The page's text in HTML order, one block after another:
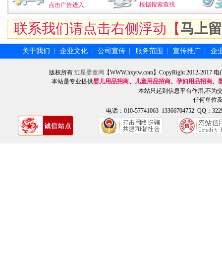
点击广告进入
根据搜索查找
联系我们请点击右侧浮动【马上
关于我们 ┆ 企业文化 ┆ 公司宣传 ┆ 服务范围 ┆ 宣传推广 ┆ 企
版权所有 红星婴童网
【WWW.hxytw.com】CopyRight 2012-2017
本站是专业提供婴儿用品招商、 儿童用品招商、 孕妇用品招商、
本站只起到信息平台作用,不为
任何单位
电话：010-57741063 13366704752 QQ：